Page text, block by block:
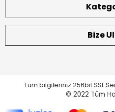
Bize
Tüm bilgileriniz 256bit SSL
© 2022 Tüm